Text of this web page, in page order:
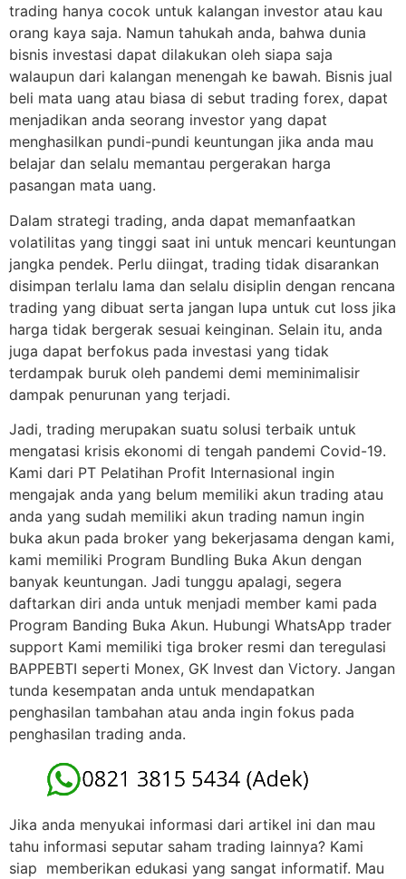
trading hanya cocok untuk kalangan investor atau kau
orang kaya saja. Namun tahukah anda, bahwa dunia
bisnis investasi dapat dilakukan oleh siapa saja
walaupun dari kalangan menengah ke bawah. Bisnis jual
beli mata uang atau biasa di sebut trading forex, dapat
menjadikan anda seorang investor yang dapat
menghasilkan pundi-pundi keuntungan jika anda mau
belajar dan selalu memantau pergerakan harga
pasangan mata uang.
Dalam strategi trading, anda dapat memanfaatkan
volatilitas yang tinggi saat ini untuk mencari keuntungan
jangka pendek. Perlu diingat, trading tidak disarankan
disimpan terlalu lama dan selalu disiplin dengan rencana
trading yang dibuat serta jangan lupa untuk cut loss jika
harga tidak bergerak sesuai keinginan. Selain itu, anda
juga dapat berfokus pada investasi yang tidak
terdampak buruk oleh pandemi demi meminimalisir
dampak penurunan yang terjadi.
Jadi, trading merupakan suatu solusi terbaik untuk
mengatasi krisis ekonomi di tengah pandemi Covid-19.
Kami dari PT Pelatihan Profit Internasional ingin
mengajak anda yang belum memiliki akun trading atau
anda yang sudah memiliki akun trading namun ingin
buka akun pada broker yang bekerjasama dengan kami,
kami memiliki Program Bundling Buka Akun dengan
banyak keuntungan. Jadi tunggu apalagi, segera
daftarkan diri anda untuk menjadi member kami pada
Program Banding Buka Akun. Hubungi WhatsApp trader
support Kami memiliki tiga broker resmi dan teregulasi
BAPPEBTI seperti Monex, GK Invest dan Victory. Jangan
tunda kesempatan anda untuk mendapatkan
penghasilan tambahan atau anda ingin fokus pada
penghasilan trading anda.
Jika anda menyukai informasi dari artikel ini dan mau
tahu informasi seputar saham trading lainnya? Kami
siap memberikan edukasi yang sangat informatif. Mau